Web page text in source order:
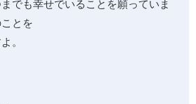
でも幸せでいることを願っていま
とを
。